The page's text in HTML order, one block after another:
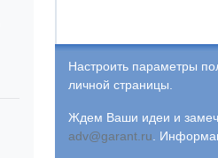
Настроить параметры
личной страницы.
Ждем Ваши идеи и
adv@garant.ru